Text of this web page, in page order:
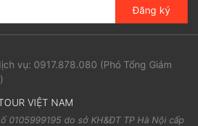
Đăng ký
vụ: 0917.878.080 (Phó Tổng Giám
VIỆT NAM
0105999195 do sở KH&ĐT TP Hà Nội cấp